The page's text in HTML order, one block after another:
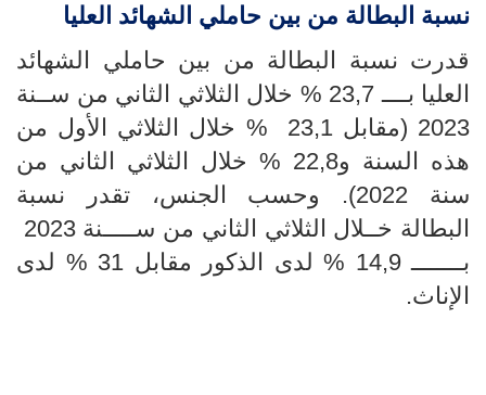
نسبة البطالة من بين حاملي الشهائد العليا
قدرت نسبة البطالة من بين حاملي الشهائد
العليا بــــ 23,7 % خلال الثلاثي الثاني من ســنة
2023
(مقابل 23,1 % خلال الثلاثي الأول من
هذه السنة و22,8 % خلال الثلاثي الثاني من
سنة 2022)
. وحسب الجنس،تقدر نسبة
بــــــــ 14,9 % لدى الذكور مقابل 31 % لدى
الإناث.